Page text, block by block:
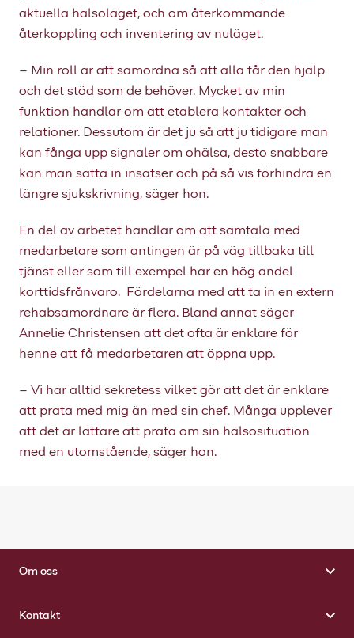
aktuella hälsoläget, och om återkommande
återkoppling och inventering av nuläget.
– Min roll är att samordna så att alla får den hjälp
och det stöd som de behöver. Mycket av min
funktion handlar om att etablera kontakter och
relationer. Dessutom är det ju så att ju tidigare man
kan fånga upp signaler om ohälsa, desto snabbare
kan man sätta in insatser och på så vis förhindra en
längre sjukskrivning, säger hon.
En del av arbetet handlar om att samtala med
medarbetare som antingen är på väg tillbaka till
tjänst eller som till exempel har en hög andel
korttidsfrånvaro. Fördelarna med att ta in en extern
rehabsamordnare är flera. Bland annat säger
Annelie Christensen att det ofta är enklare för
henne att få medarbetaren att öppna upp.
– Vi har alltid sekretess vilket gör att det är enklare
att prata med mig än med sin chef. Många upplever
att det är lättare att prata om sin hälsosituation
med en utomstående, säger hon.
Om oss
Kontakt